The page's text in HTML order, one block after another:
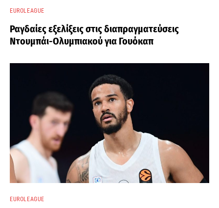
EUROLEAGUE
Ραγδαίες εξελίξεις στις διαπραγματεύσεις
Ντουμπάι-Ολυμπιακού για Γουόκαπ
EUROLEAGUE